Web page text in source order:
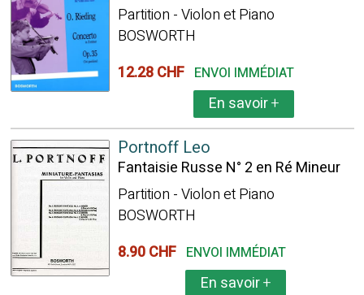
Partition - Violon et Piano
BOSWORTH
12.28 CHF ENVOI IMMÉDIAT
En savoir+
Portnoff Leo
Fantaisie Russe N° 2 en Ré Mineur
Partition - Violon et Piano
BOSWORTH
8.90 CHF ENVOI IMMÉDIAT
En savoir+